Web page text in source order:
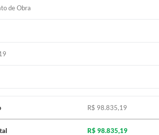
de Obra
R$ 98.835,19
R$ 98.835,19